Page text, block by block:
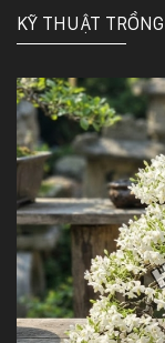
Hòa
TP.
Đà
Nẵng
KỸ THUẬT